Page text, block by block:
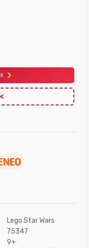
Lego Star Wars
75347
9+